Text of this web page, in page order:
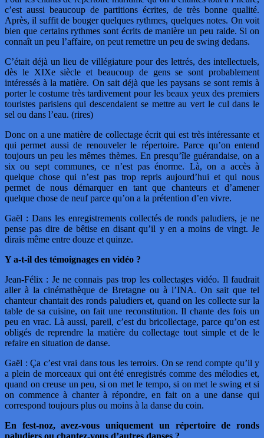
c’est aussi beaucoup de partitions écrites, de très bonne qualité.
Après, il suffit de bouger quelques rythmes, quelques notes. On voit
bien que certains rythmes sont écrits de manière un peu raide. Si on
connaît un peu l’affaire, on peut remettre un peu de swing dedans.
C’était déjà un lieu de villégiature pour des lettrés, des intellectuels,
dès le XIXe siècle et beaucoup de gens se sont probablement
intéressés à la matière. On sait déjà que les paysans se sont remis à
porter le costume très tardivement pour les beaux yeux des premiers
touristes parisiens qui descendaient se mettre au vert le cul dans le
sel ou dans l’eau. (rires)
Donc on a une matière de collectage écrit qui est très intéressante et
qui permet aussi de renouveler le répertoire. Parce qu’on entend
toujours un peu les mêmes thèmes. En presqu’île guérandaise, on a
six ou sept communes, ce n’est pas énorme. Là, on a accès à
quelque chose qui n’est pas trop repris aujourd’hui et qui nous
permet de nous démarquer en tant que chanteurs et d’amener
quelque chose de neuf parce qu’on a la prétention d’en vivre.
Gaël : Dans les enregistrements collectés de ronds paludiers, je ne
pense pas dire de bêtise en disant qu’il y en a moins de vingt. Je
dirais même entre douze et quinze.
Y a-t-il des témoignages en vidéo ?
Jean-Félix : Je ne connais pas trop les collectages vidéo. Il faudrait
aller à la cinémathèque de Bretagne ou à l’INA. On sait que tel
chanteur chantait des ronds paludiers et, quand on les collecte sur la
table de sa cuisine, on fait une reconstitution. Il chante des fois un
peu en vrac. Là aussi, pareil, c’est du bricollectage, parce qu’on est
obligés de reprendre la matière du collectage tout simple et de le
refaire en situation de danse.
Gaël : Ça c’est vrai dans tous les terroirs. On se rend compte qu’il y
a plein de morceaux qui ont été enregistrés comme des mélodies et,
quand on creuse un peu, si on met le tempo, si on met le swing et si
on commence à chanter à répondre, en fait on a une danse qui
correspond toujours plus ou moins à la danse du coin.
En fest-noz, avez-vous uniquement un répertoire de ronds
paludiers ou chantez-vous d’autres danses ?